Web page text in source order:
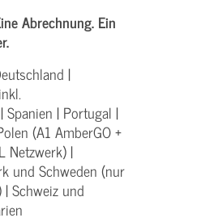
Abrechnung. Ein
|
| Portugal |
(A1 AmberGO +
Netzwerk) |
und Schweden (nur
Schweiz und